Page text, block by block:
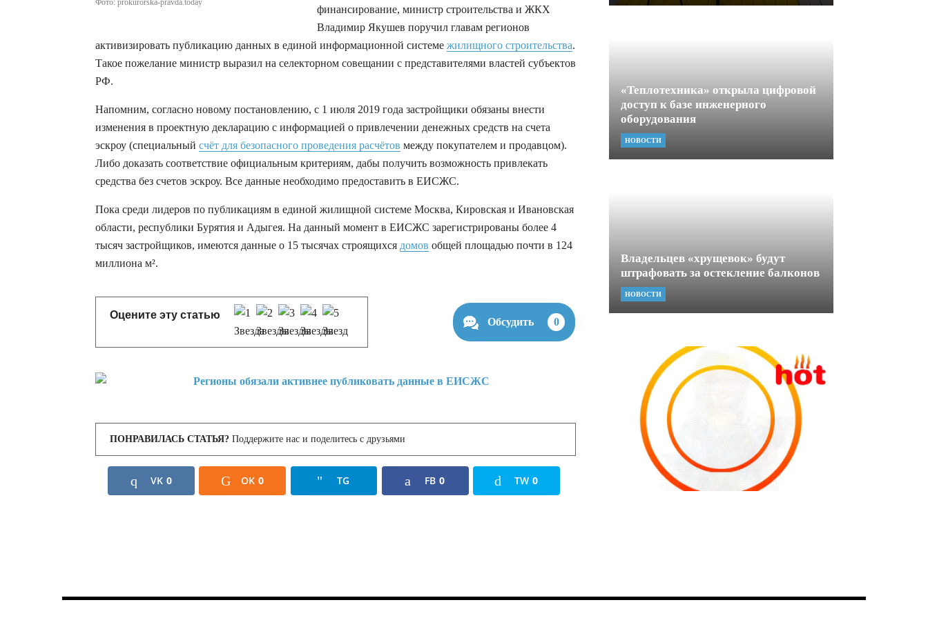
Фото: prokurorska-pravda.today
финансирование, министр строительства и ЖКХ
Владимир Якушев поручил главам регионов
активизировать публикацию данных в единой информационной системе жилищного строительства.
Такое пожелание министр выразил на селекторном совещании с представителями властей субъектов
РФ.
Напомним, согласно новому постановлению, с 1 июля 2019 года застройщики обязаны внести
изменения в проектную декларацию с информацией о привлечении денежных средств на счета
эскроу (специальный счёт для безопасного проведения расчётов между покупателем и продавцом).
Либо доказать соответствие официальным критериям, дабы получить возможность привлекать
средства без счетов эскроу. Все данные необходимо предоставить в ЕИСЖС.
Пока среди лидеров по публикациям в единой жилищной системе Москва, Кировская и Ивановская
области, республики Бурятия и Адыгея. На данный момент в ЕИСЖС зарегистрированы более 4
тысяч застройщиков, имеются данные о 15 тысячах строящихся домов общей площадью почти в 124
миллиона м².
Оцените эту статью
Обсудить 0
ПОНРАВИЛАСЬ СТАТЬЯ? Поддержите нас и поделитесь с друзьями
VK 0 OK 0 TG FB 0 TW 0
«Теплотехника» открыла цифровой
доступ к базе инженерного
оборудования
НОВОСТИ
Владельцев «хрущевок» будут
штрафовать за остекление балконов
НОВОСТИ